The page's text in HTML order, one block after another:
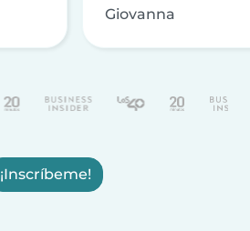
Giovanna
¡Inscríbeme!